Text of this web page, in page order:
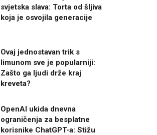
svjetska slava: Torta od šljiva
koja je osvojila generacije
Ovaj jednostavan trik s
limunom sve je popularniji:
Zašto ga ljudi drže kraj
kreveta?
OpenAI ukida dnevna
ograničenja za besplatne
korisnike ChatGPT-a: Stižu